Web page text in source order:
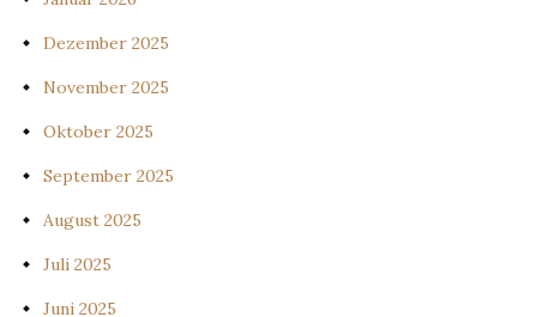
Dezember 2025
November 2025
Oktober 2025
September 2025
August 2025
Juli 2025
Juni 2025